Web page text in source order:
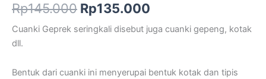
Rp145.000 Rp135.000
Cuanki Geprek seringkali disebut juga cuanki gepeng, kotak
dll.
Bentuk dari cuanki ini menyerupai bentuk kotak dan tipis